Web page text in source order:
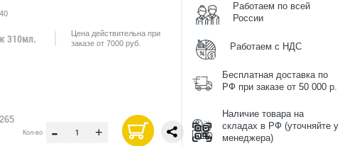
310мл.
Цена действительна при
заказе от 7000 руб.
Кол-во - +
Работаем по всей
России
Работаем с НДС
Бесплатная доставка по
РФ при заказе от 50 000 р.
Наличие товара на
складах в РФ (уточняйте у
менеджера)